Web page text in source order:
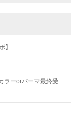
】
ーorパーマ最終受